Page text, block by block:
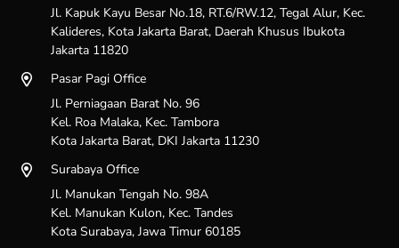
Jl. Kapuk Kayu Besar No.18, RT.6/RW.12, Tegal Alur, Kec.
Kalideres, Kota Jakarta Barat, Daerah Khusus Ibukota
Jakarta 11820
Pasar Pagi Office
Jl. Perniagaan Barat No. 96
Kel. Roa Malaka, Kec. Tambora
Kota Jakarta Barat, DKI Jakarta 11230
Surabaya Office
Jl. Manukan Tengah No. 98A
Kel. Manukan Kulon, Kec. Tandes
Kota Surabaya, Jawa Timur 60185